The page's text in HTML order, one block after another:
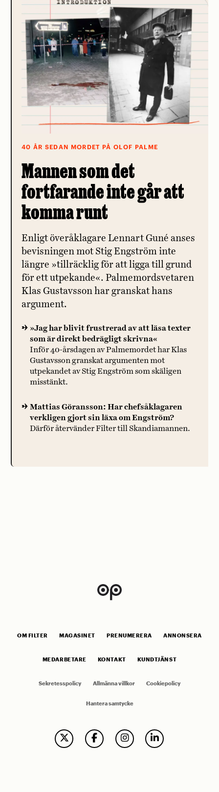
40 ÅR SEDAN MORDET PÅ OLOF PALME
Mannen som det
fortfarande inte går att
komma runt
Enligt överåklagare Lennart Guné anses
bevisningen mot Stig Engström inte
längre »tillräcklig för att ligga till grund
för ett utpekande«. Palmemordsvetaren
Klas Gustavsson har granskat hans
argument.
»Jag har blivit frustrerad av att läsa texter
som är direkt bedrägligt skrivna«
Inför 40-årsdagen av Palmemordet har Klas
Gustavsson granskat argumenten mot
utpekandet av Stig Engström som skäligen
misstänkt.
Mattias Göransson: Har chefsåklagaren
verkligen gjort sin läxa om Engström?
Därför återvänder Filter till Skandiamannen.
OM FILTER MAGASINET PRENUMERERA ANNONSERA
MEDARBETARE KONTAKT KUNDTJÄNST
Sekretesspolicy Allmänna villkor Cookiepolicy
Hantera samtycke